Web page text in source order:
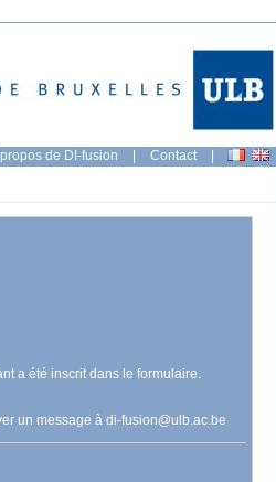
de DI-fusion | Contact |
a été inscrit dans le formulaire.
un message à di-fusion@ulb.ac.be